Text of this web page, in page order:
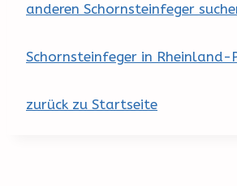
anderen Schornsteinfeger
Schornsteinfeger in
zurück zu Startseite